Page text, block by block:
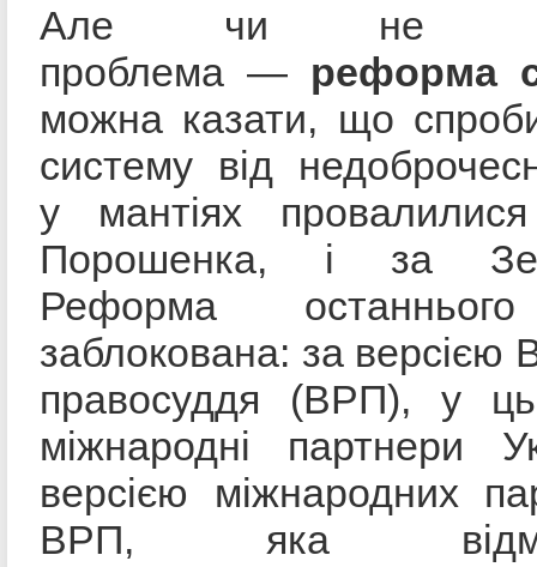
Але чи не
проблема — реформа
можна казати, що
систему від
у мантіях
Порошенка, і за
Реформа
заблокована: за версією
правосуддя (ВРП), у
міжнародні партнери
версією міжнародних
ВРП, яка